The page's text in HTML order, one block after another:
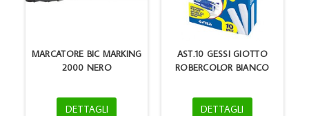
MARCATORE BIC MARKING
2000 NERO
DETTAGLI
AST.10 GESSI GIOTTO
ROBERCOLOR BIANCO
DETTAGLI